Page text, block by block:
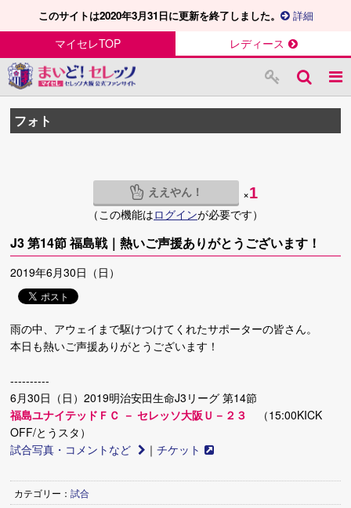
このサイトは2020年3月31日に更新を終了しました。 詳細
マイセレTOP レディース
フォト
ええやん！ ×1
（この機能はログインが必要です）
J3 第14節 福島戦｜熱いご声援ありがとうございます！
2019年6月30日（日）
雨の中、アウェイまで駆けつけてくれたサポーターの皆さん。
本日も熱いご声援ありがとうございます！
----------
6月30日（日）2019明治安田生命J3リーグ 第14節
福島ユナイテッドＦＣ － セレッソ大阪Ｕ－２３
（15:00KICK
OFF/とうスタ）
試合写真・コメントなど
｜チケット
カテゴリー：試合